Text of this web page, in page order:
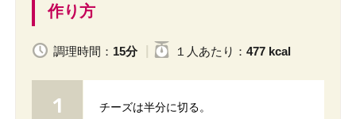
作り方
調理時間： 15分 １人 あたり ： 477 kcal
チーズは半分に切る。